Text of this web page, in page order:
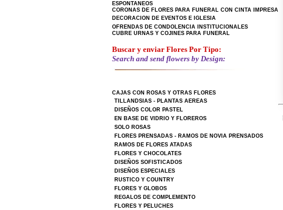
ESPONTANEOS
CORONAS DE FLORES PARA FUNERAL CON CINTA IMPRESA
DECORACION DE EVENTOS E IGLESIA
OFRENDAS DE CONDOLENCIA INSTITUCIONALES
CUBRE URNAS Y COJINES PARA FUNERAL
Buscar y enviar Flores Por Tipo:
Search and send flowers by Design:
CAJAS CON ROSAS Y OTRAS FLORES
TILLANDSIAS - PLANTAS AEREAS
DISEÑOS COLOR PASTEL
EN BASE DE VIDRIO Y FLOREROS
SOLO ROSAS
FLORES PRENSADAS - RAMOS DE NOVIA PRENSADOS
RAMOS DE FLORES ATADAS
FLORES Y CHOCOLATES
DISEÑOS SOFISTICADOS
DISEÑOS ESPECIALES
RUSTICO Y COUNTRY
FLORES Y GLOBOS
REGALOS DE COMPLEMENTO
FLORES Y PELUCHES